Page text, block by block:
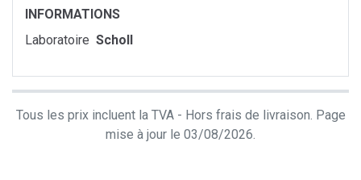
INFORMATIONS
Laboratoire Scholl
Tous les prix incluent la TVA - Hors frais de livraison. Page
mise à jour le 03/08/2026.